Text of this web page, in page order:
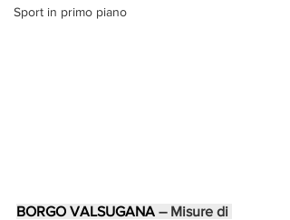
Sport in primo piano
BORGO VALSUGANA – Misure di